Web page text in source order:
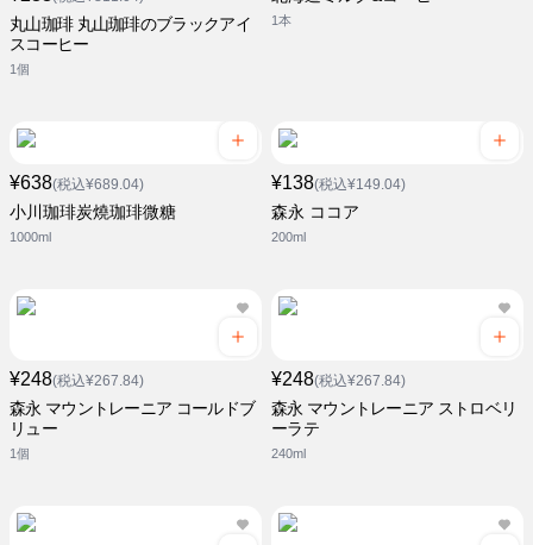
丸山珈琲 丸山珈琲のブラックアイ
スコーヒー
1個
1本
¥638(税込¥689.04)
小川珈琲炭燒珈琲微糖
1000ml
¥138(税込¥149.04)
森永 ココア
200ml
¥248(税込¥267.84)
森永 マウントレーニア コールドブ
リュー
1個
¥248(税込¥267.84)
森永 マウントレーニア ストロベリ
ーラテ
240ml